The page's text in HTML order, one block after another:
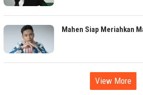
Mahen Siap Meriahkan
View More